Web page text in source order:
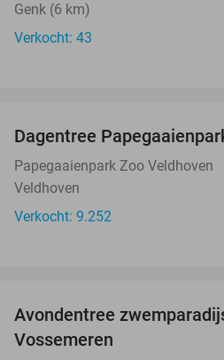
Genk (6 km)
Verkocht: 43
Dagentree
Papegaaienpark Zoo Veldhoven
Veldhoven
Verkocht: 9.252
Avondentree
Vossemeren